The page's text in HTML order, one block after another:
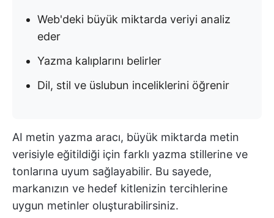
Web'deki büyük miktarda veriyi analiz
eder
Yazma kalıplarını belirler
Dil, stil ve üslubun inceliklerini öğrenir
AI metin yazma aracı, büyük miktarda metin
verisiyle eğitildiği için farklı yazma stillerine ve
tonlarına uyum sağlayabilir. Bu sayede,
markanızın ve hedef kitlenizin tercihlerine
uygun metinler oluşturabilirsiniz.